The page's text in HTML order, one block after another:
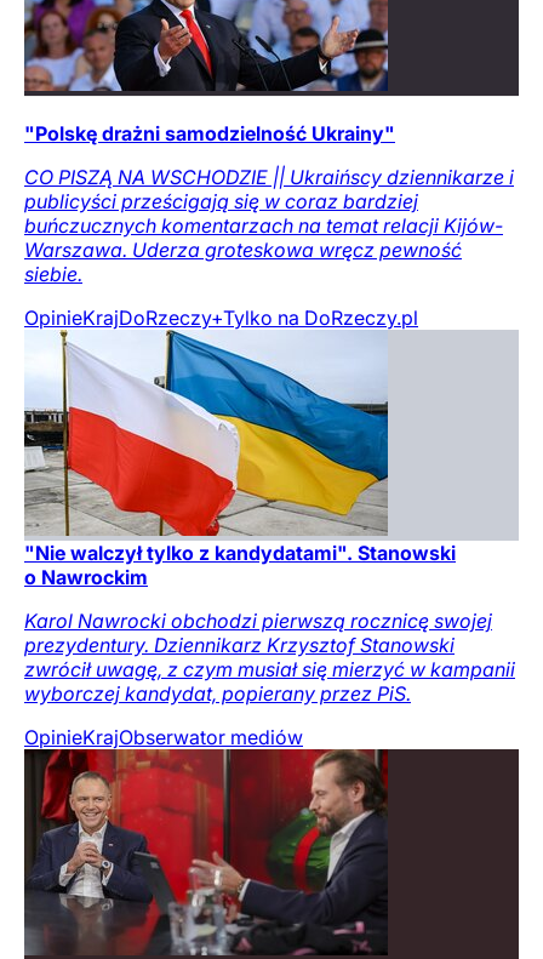
"Polskę drażni samodzielność Ukrainy"
CO PISZĄ NA WSCHODZIE || Ukraińscy dziennikarze i
publicyści prześcigają się w coraz bardziej
buńczucznych komentarzach na temat relacji Kijów-
Warszawa. Uderza groteskowa wręcz pewność
siebie.
OpinieKrajDoRzeczy+Tylko na DoRzeczy.pl
"Nie walczył tylko z kandydatami". Stanowski
o Nawrockim
Karol Nawrocki obchodzi pierwszą rocznicę swojej
prezydentury. Dziennikarz Krzysztof Stanowski
zwrócił uwagę, z czym musiał się mierzyć w kampanii
wyborczej kandydat, popierany przez PiS.
OpinieKrajObserwator mediów